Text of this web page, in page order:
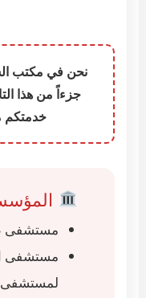
نحن في مكتب
جزءاً من هذا
خدمتكم
مستشفى
مستشفى
لمستشفى